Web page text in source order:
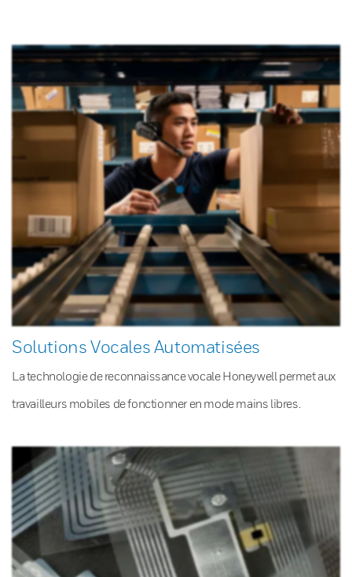
Solutions Vocales Automatisées
La technologie de reconnaissance vocale Honeywell permet aux
travailleurs mobiles de fonctionner en mode mains libres.